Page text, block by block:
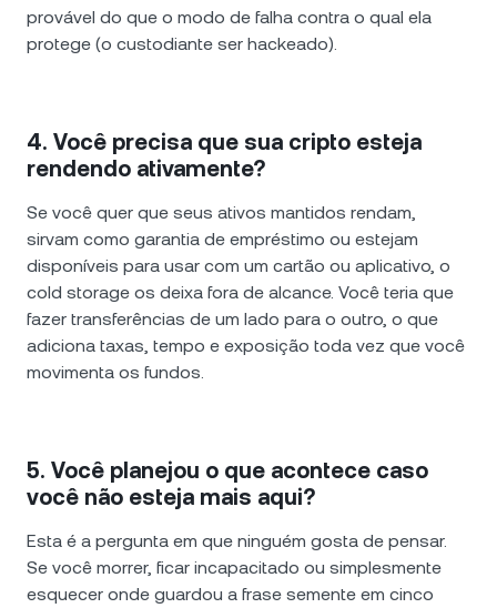
provável do que o modo de falha contra o qual ela
protege (o custodiante ser hackeado).
4. Você precisa que sua cripto esteja
rendendo ativamente?
Se você quer que seus ativos mantidos rendam,
sirvam como garantia de empréstimo ou estejam
disponíveis para usar com um cartão ou aplicativo, o
cold storage os deixa fora de alcance. Você teria que
fazer transferências de um lado para o outro, o que
adiciona taxas, tempo e exposição toda vez que você
movimenta os fundos.
5. Você planejou o que acontece caso
você não esteja mais aqui?
Esta é a pergunta em que ninguém gosta de pensar.
Se você morrer, ficar incapacitado ou simplesmente
esquecer onde guardou a frase semente em cinco